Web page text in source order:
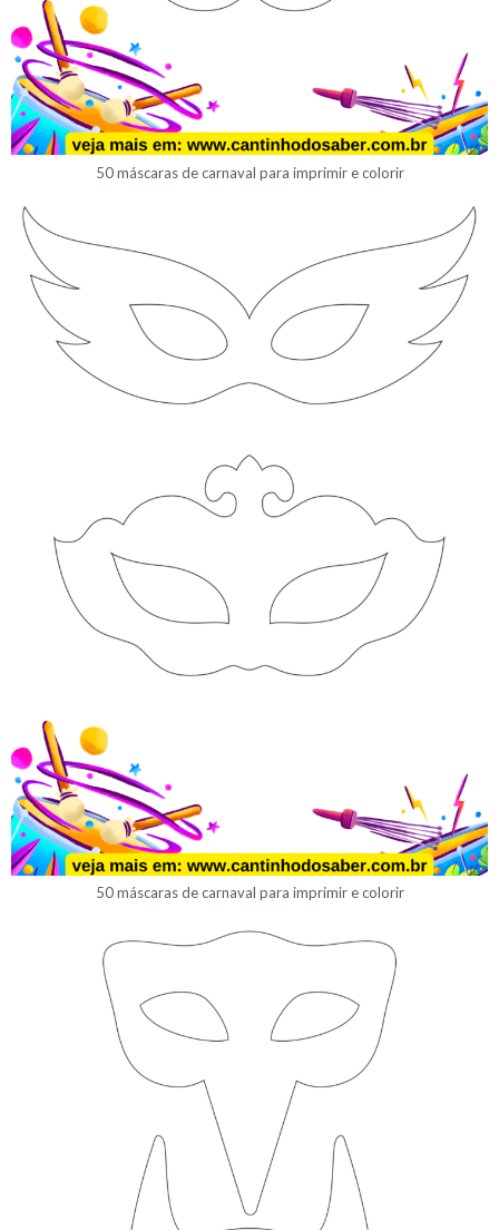
50 máscaras de carnaval para imprimir e colorir
50 máscaras de carnaval para imprimir e colorir